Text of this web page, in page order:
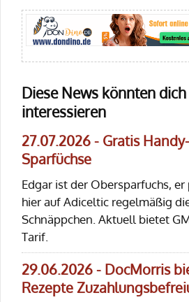
Diese News könnten dich
interessieren
27.07.2026 - Gratis
Sparfüchse
Edgar ist der Obersparfuchs,
hier auf Adiceltic regelmäßig
Schnäppchen. Aktuell bietet
Tarif.
29.06.2026 - DocMorris
Rezepte